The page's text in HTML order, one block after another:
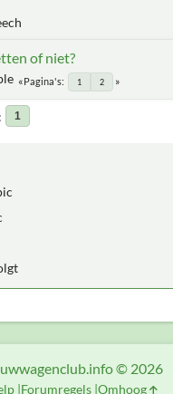
of niet?
Pagina's 1 2
1
© 2026
Forumregels Omhoog